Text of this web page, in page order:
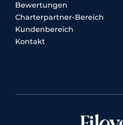
Bewertungen
Charterpartner-Bereich
Kundenbereich
Kontakt